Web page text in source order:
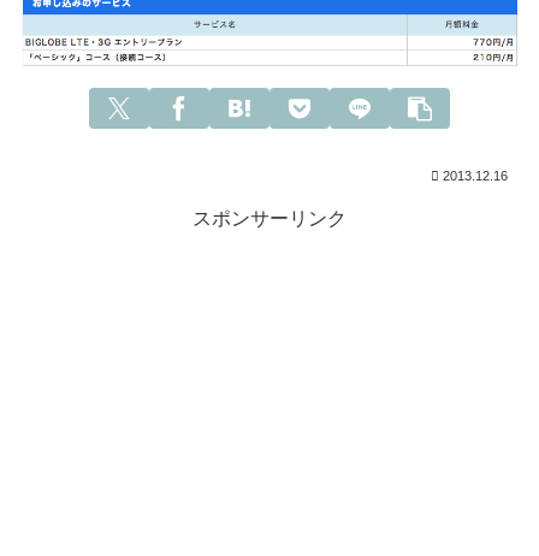
2013.12.16
スポンサーリンク